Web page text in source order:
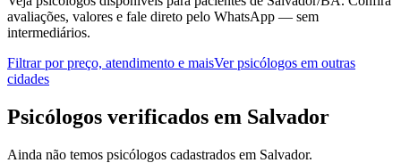
avaliações, valores e fale direto pelo WhatsApp — sem
intermediários.
Filtrar por preço, atendimento e maisVerpsicólogos em outras
cidades
Psicólogos verificados em Salvador
Ainda não temos psicólogos cadastrados em Salvador.